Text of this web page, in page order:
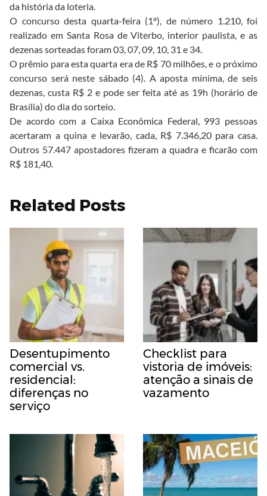
da história da loteria.
O concurso desta quarta-feira (1º), de número 1.210, foi
realizado em Santa Rosa de Viterbo, interior paulista, e as
dezenas sorteadas foram 03, 07, 09, 10, 31 e 34.
O prêmio para esta quarta era de R$ 70 milhões, e o próximo
concurso será neste sábado (4). A aposta mínima, de seis
dezenas, custa R$ 2 e pode ser feita até as 19h (horário de
Brasília) do dia do sorteio.
De acordo com a Caixa Econômica Federal, 993 pessoas
acertaram a quina e levarão, cada, R$ 7.346,20 para casa.
Outros 57.447 apostadores fizeram a quadra e ficarão com
R$ 181,40.
Related Posts
Desentupimento
comercial vs.
residencial:
diferenças no
serviço
Checklist para
vistoria de imóveis:
atenção a sinais de
vazamento